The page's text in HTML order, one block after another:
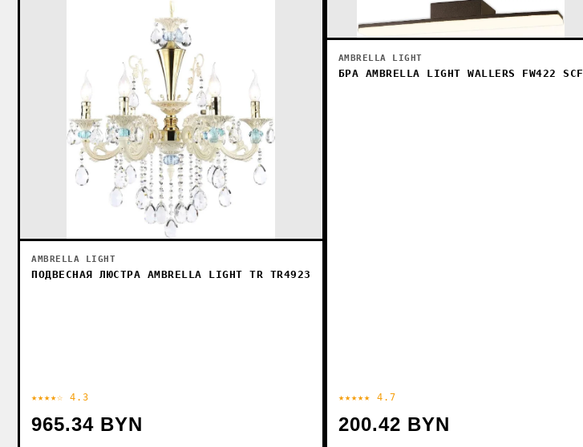
AMBRELLA LIGHT
ПОДВЕСНАЯ ЛЮСТРА AMBRELLA LIGHT TR TR4923
★★★★☆ 4.3
965.34 BYN
AMBRELLA LIGHT
БРА AMBRELLA LIGHT WALLERS FW422 SCF
★★★★★ 4.7
200.42 BYN